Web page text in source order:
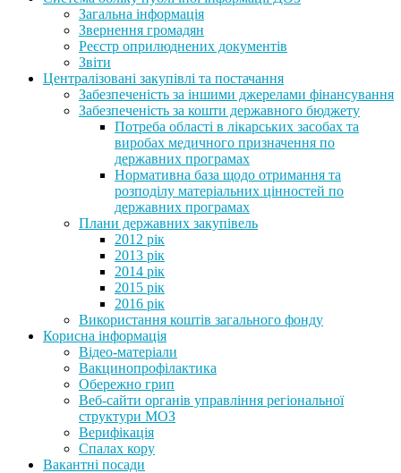
Загальна інформація
Звернення громадян
Реєстр оприлюднених документів
Звіти
Централізовані закупівлі та постачання
Забезпеченість за іншими джерелами фінансування
Забезпеченість за кошти державного бюджету
Потреба області в лікарських засобах та
виробах медичного призначення по
державних програмах
Нормативна база щодо отримання та
розподілу матеріальних цінностей по
державних програмах
Плани державних закупівель
2012 рік
2013 рік
2014 рік
2015 рік
2016 рік
Використання коштів загального фонду
Корисна інформація
Відео-матеріали
Вакцинопрофілактика
Обережно грип
Веб-сайти органів управління регіональної
структури МОЗ
Верифікація
Спалах кору
Вакантні посади